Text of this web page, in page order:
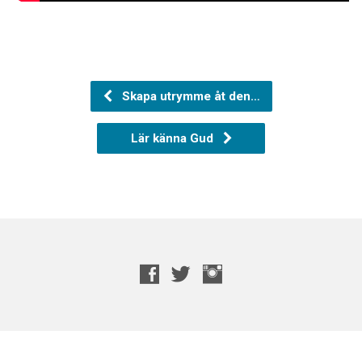
Skapa utrymme åt den…
Lär känna Gud